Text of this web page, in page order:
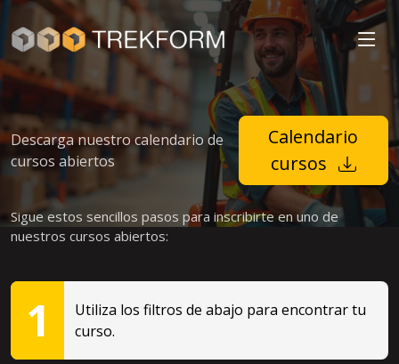
Descarga nuestro calendario de
cursos abiertos
Calendario
cursos
Sigue estos sencillos pasos para inscribirte en uno de
nuestros cursos abiertos:
1
Utiliza los filtros de abajo para encontrar tu
curso.